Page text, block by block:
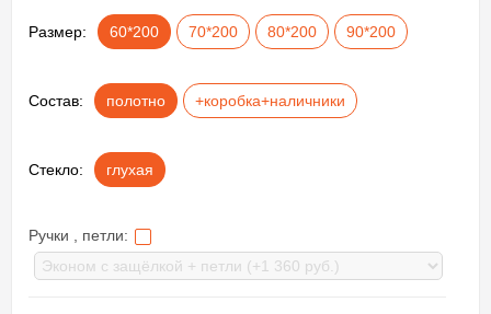
Размер: 60*200 70*200 80*200 90*200
Состав: полотно +коробка+наличники
Стекло: глухая
Ручки , петли: